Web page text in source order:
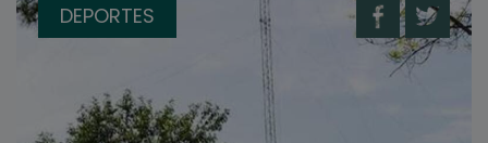
DEPORTES